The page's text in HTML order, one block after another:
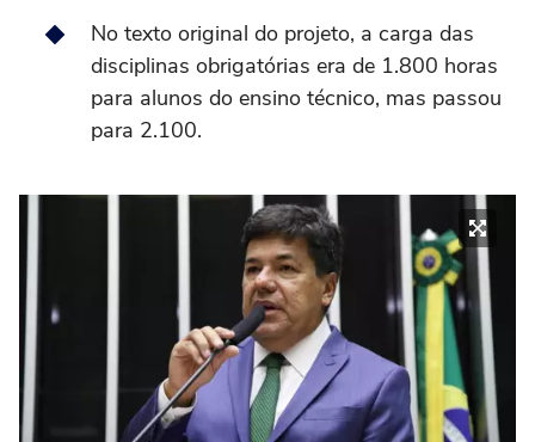
No texto original do projeto, a carga das
disciplinas obrigatórias era de 1.800 horas
para alunos do ensino técnico, mas passou
para 2.100.